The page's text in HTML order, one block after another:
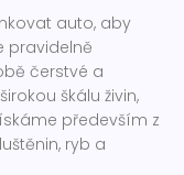
auto, aby
pravidelně
čerstvé a
škálu živin,
především z
ryb a